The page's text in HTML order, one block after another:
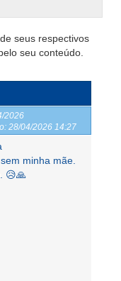
seus respectivos
seu conteúdo.
2026
28/04/2026 14:27
minha mãe.
😥🙏